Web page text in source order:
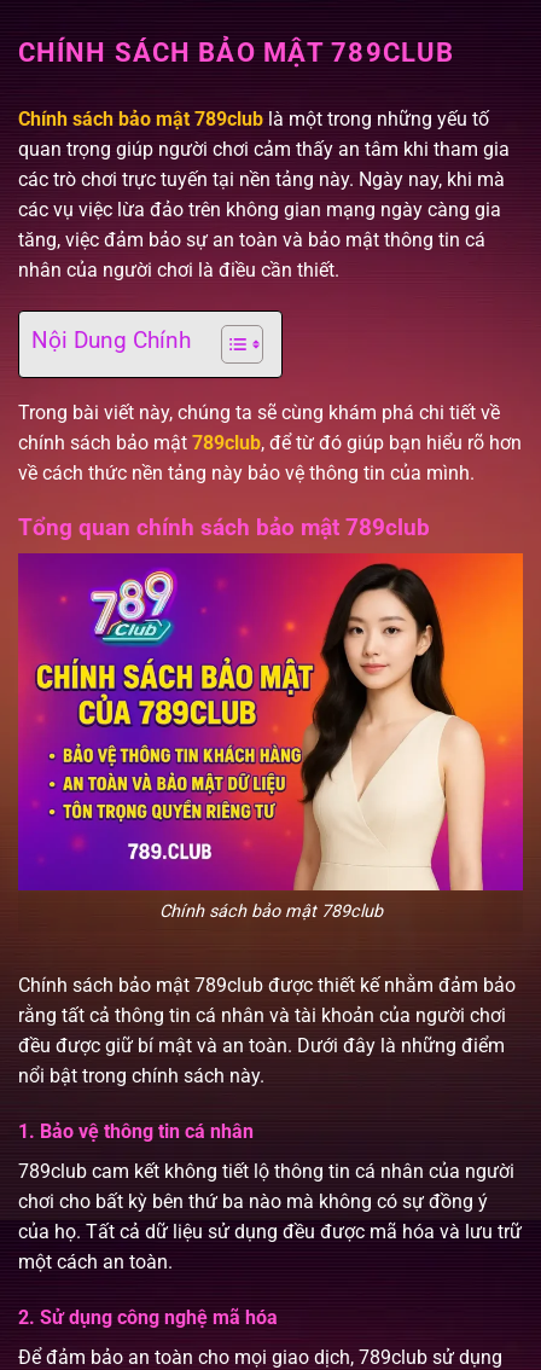
quaCHÍNH SÁCH BẢO MẬT 789CLUB
Chính sách bảo mật 789club là một trong những yếu tố
quan trọng giúp người chơi cảm thấy an tâm khi tham gia
các trò chơi trực tuyến tại nền tảng này. Ngày nay, khi mà
các vụ việc lừa đảo trên không gian mạng ngày càng gia
tăng, việc đảm bảo sự an toàn và bảo mật thông tin cá
nhân của người chơi là điều cần thiết.
Nội Dung Chính
Trong bài viết này, chúng ta sẽ cùng khám phá chi tiết về
chính sách bảo mật 789club, để từ đó giúp bạn hiểu rõ hơn
về cách thức nền tảng này bảo vệ thông tin của mình.
Tổng quan chính sách bảo mật 789club
Chính sách bảo mật 789club
Chính sách bảo mật 789club được thiết kế nhằm đảm bảo
rằng tất cả thông tin cá nhân và tài khoản của người chơi
đều được giữ bí mật và an toàn. Dưới đây là những điểm
nổi bật trong chính sách này.
1. Bảo vệ thông tin cá nhân
789club cam kết không tiết lộ thông tin cá nhân của người
chơi cho bất kỳ bên thứ ba nào mà không có sự đồng ý
của họ. Tất cả dữ liệu sử dụng đều được mã hóa và lưu trữ
một cách an toàn.
2. Sử dụng công nghệ mã hóa
Để đảm bảo an toàn cho mọi giao dịch, 789club sử dụng